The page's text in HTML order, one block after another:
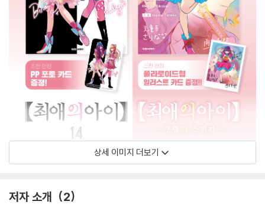
상세 이미지 더보기
저자 소개 2